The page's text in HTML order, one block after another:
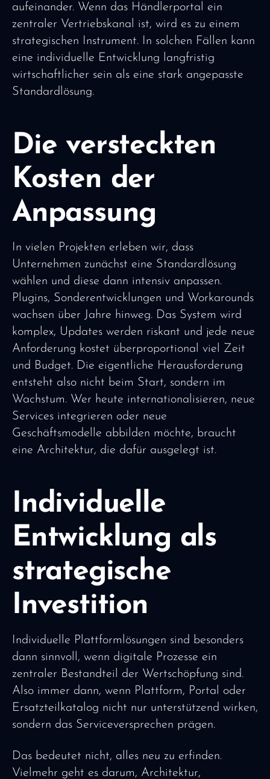
aufeinander. Wenn das Händlerportal ein
zentraler Vertriebskanal ist, wird es zu einem
strategischen Instrument. In solchen Fällen kann
eine individuelle Entwicklung langfristig
wirtschaftlicher sein als eine stark angepasste
Standardlösung.
Die versteckten
Kosten der
Anpassung
In vielen Projekten erleben wir, dass
Unternehmen zunächst eine Standardlösung
wählen und diese dann intensiv anpassen.
Plugins, Sonderentwicklungen und Workarounds
wachsen über Jahre hinweg. Das System wird
komplex, Updates werden riskant und jede neue
Anforderung kostet überproportional viel Zeit
und Budget. Die eigentliche Herausforderung
entsteht also nicht beim Start, sondern im
Wachstum. Wer heute internationalisieren, neue
Services integrieren oder neue
Geschäftsmodelle abbilden möchte, braucht
eine Architektur, die dafür ausgelegt ist.
Individuelle
Entwicklung als
strategische
Investition
Individuelle Plattformlösungen sind besonders
dann sinnvoll, wenn digitale Prozesse ein
zentraler Bestandteil der Wertschöpfung sind.
Also immer dann, wenn Plattform, Portal oder
Ersatzteilkatalog nicht nur unterstützend wirken,
sondern das Serviceversprechen prägen.
Das bedeutet nicht, alles neu zu erfinden.
Vielmehr geht es darum, Architektur,